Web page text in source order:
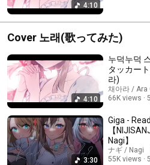
4:10
Cover 노래(歌ってみた)
4:10
누덕누덕
タッカー
라)
채아라 / Ara
66K views
3:30
Giga -
【
Nagi】
ナギ /
55K views